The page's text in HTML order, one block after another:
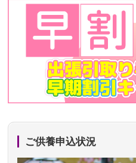
ご供養申込状況